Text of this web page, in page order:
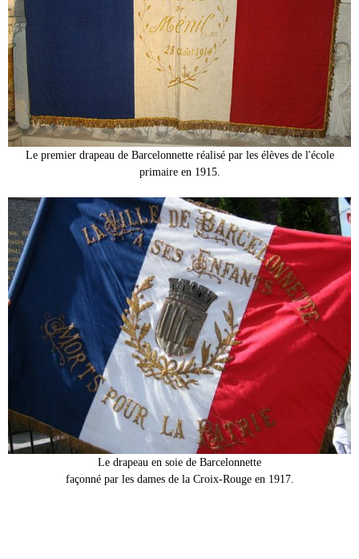
Le premier drapeau de Barcelonnette réalisé par les élèves de l'école
primaire en 1915.
Le drapeau en soie de Barcelonnette
façonné par les dames de la Croix-Rouge en 1917.